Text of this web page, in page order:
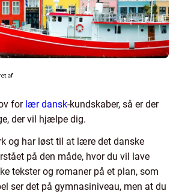
for lær dansk-kundskaber, så er der
der vil hjælpe dig.
og har løst til at lære det danske
på den måde, hvor du vil lave
tekster og romaner på et plan, som
ser det på gymnasiniveau, men at du